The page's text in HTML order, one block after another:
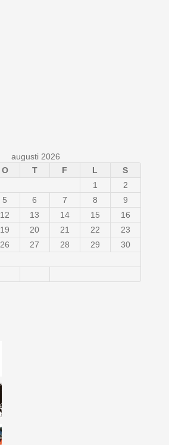
augusti 2026
O T F L S
1
2
5 6 7 8
9
12 13 14 15
16
19 20 21 22
23
26 27 28 29
30